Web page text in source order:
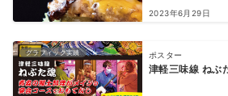
2023年6月29日
グラフィック実績 ポスター
津軽三味線 ねぶ